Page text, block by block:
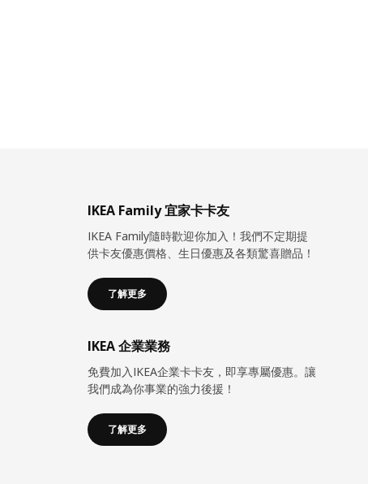
IKEA Family 宜家卡卡友
IKEA Family隨時歡迎你加入！我們不定期提
供卡友優惠價格、生日優惠及各類驚喜贈品！
了解更多
IKEA 企業業務
免費加入IKEA企業卡卡友，即享專屬優惠。讓
我們成為你事業的強力後援！
了解更多